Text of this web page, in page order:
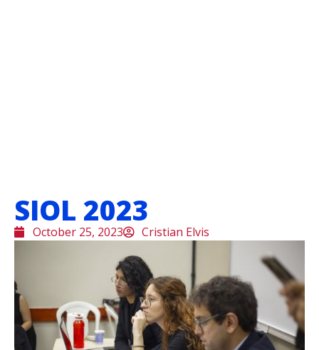
SIOL 2023
October 25, 2023 Cristian Elvis